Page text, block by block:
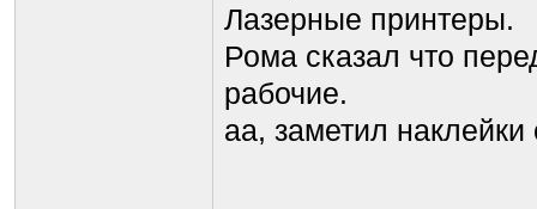
Лазерные принтеры.
Рома сказал что
рабочие.
аа, заметил